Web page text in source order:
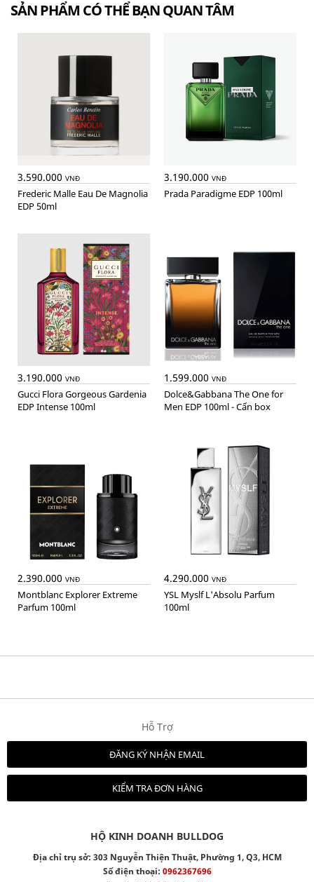
SẢN PHẨM CÓ THỂ BẠN QUAN TÂM
3.590.000 VNĐ
Frederic Malle Eau De Magnolia
EDP 50ml
3.190.000 VNĐ
Prada Paradigme EDP 100ml
3.190.000 VNĐ
Gucci Flora Gorgeous Gardenia
EDP Intense 100ml
1.599.000 VNĐ
Dolce&Gabbana The One for
Men EDP 100ml - Cấn box
2.390.000 VNĐ
Montblanc Explorer Extreme
Parfum 100ml
4.290.000 VNĐ
YSL Myslf L'Absolu Parfum
100ml
Hỗ Trợ
ĐĂNG KÝ NHẬN EMAIL
KIỂM TRA ĐƠN HÀNG
HỘ KINH DOANH BULLDOG
Địa chỉ trụ sở: 303 Nguyễn Thiện Thuật, Phường 1, Q3, HCM
Số điện thoại: 0962367696